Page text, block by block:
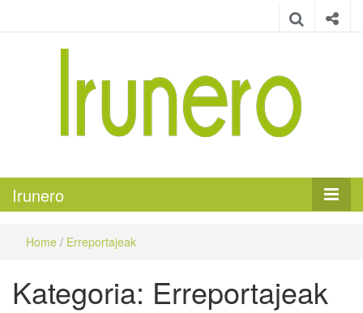
Irunero
Home / Erreportajeak
Kategoria: Erreportajeak